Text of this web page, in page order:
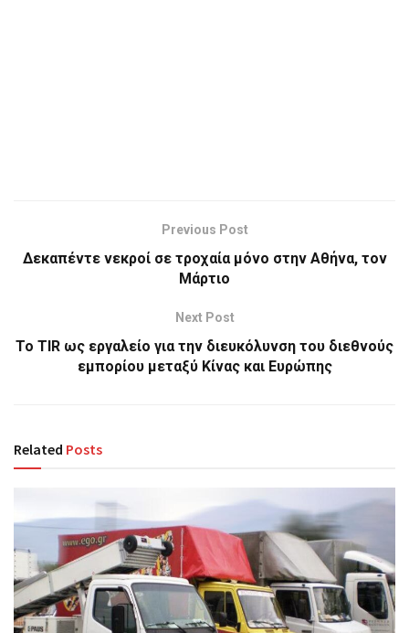
Previous Post
Δεκαπέντε νεκροί σε τροχαία μόνο στην Αθήνα, τον
Μάρτιο
Next Post
Το TIR ως εργαλείο για την διευκόλυνση του διεθνούς
εμπορίου μεταξύ Κίνας και Ευρώπης
Related Posts